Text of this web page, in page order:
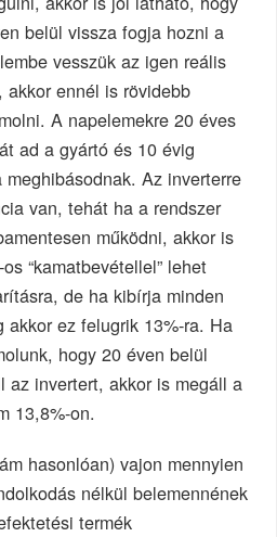
belül vissza fogja hozni a
vesszük az igen reális
akkor ennél is rövidebb
A napelemekre 20 éves
ad a gyártó és 10 évig
Az inverterre
van, tehát ha a rendszer
működni, akkor is
“kamatbevétellel” lehet
de ha kibírja minden
ez felugrik 13%-ra. Ha
hogy 20 éven belül
az invertert, akkor is megáll a
13,8%-on.
hasonlóan) vajon mennyien
nélkül belemennének
termék